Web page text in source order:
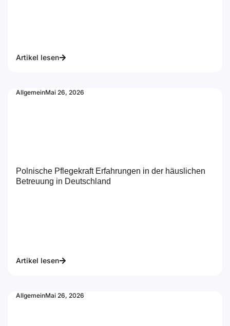
Artikel lesen
AllgemeinMai 26, 2026
Polnische Pflegekraft Erfahrungen in der häuslichen
Betreuung in Deutschland
Artikel lesen
AllgemeinMai 26, 2026